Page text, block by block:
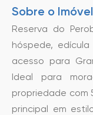
Sobre o Imóvel
Reserva do
hóspede,
acesso para
Ideal para
propriedade com
principal em